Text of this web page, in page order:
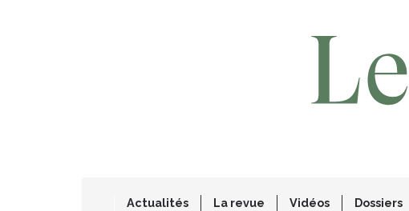
Actualités La revue Vidéos Dossiers